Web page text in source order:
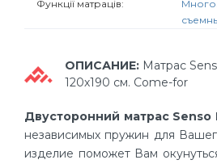
Функції матраців:
ОПИСАНИЕ: Матрас
120х190 см. Come-for
Двусторонний матрас Senso
независимых пружин для
изделие поможет Вам